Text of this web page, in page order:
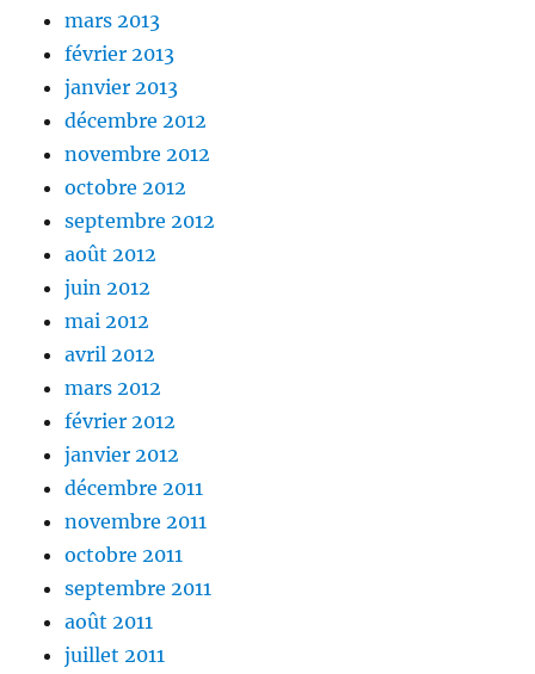
mars 2013
février 2013
janvier 2013
décembre 2012
novembre 2012
octobre 2012
septembre 2012
août 2012
juin 2012
mai 2012
avril 2012
mars 2012
février 2012
janvier 2012
décembre 2011
novembre 2011
octobre 2011
septembre 2011
août 2011
juillet 2011